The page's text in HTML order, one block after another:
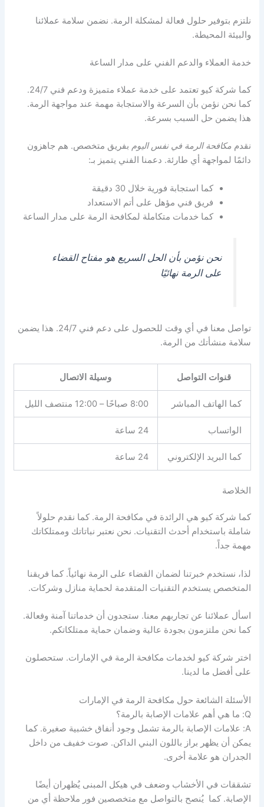
نلتزم بتوفير حلول فعالة لمشكلة الرمة. نضمن سلامة عملائنا
والبيئة المحيطة.
خدمة العملاء والدعم الفني على مدار الساعة
كما شركة كيو تعتمد على خدمة عملاء متميزة ودعم فني 24/7.
كما نحن نؤمن بأن السرعة والاستجابة مهمة عند مواجهة الرمة.
هذا يضمن حل السبب بسرعة.
نقدم مكافحة الرمة في نفس اليوم بفريق متخصص. هم جاهزون
دائمًا لمواجهة أي طارئة. دعمنا الفني يتميز بـ:
كما استجابة فورية خلال 30 دقيقة
فريق فني مؤهل على أتم الاستعداد
كما خدمات متكاملة لمكافحة الرمة على مدار الساعة
نحن نؤمن بأن الحل السريع هو مفتاح القضاء
على الرمة نهائيًا
تواصل معنا في أي وقت للحصول على دعم فني 24/7. هذا يضمن
سلامة منشأتك من الرمة.
قنوات التواصل وسيلة الاتصال
كما الهاتف المباشر 8:00 صباحًا – 12:00 منتصف الليل
الواتساب 24 ساعة
كما البريد الإلكتروني 24 ساعة
الخلاصة
كما شركة كيو هي الرائدة في مكافحة الرمة. كما نقدم حلولاً
شاملة باستخدام أحدث التقنيات. نحن نعتبر نباتاتك وممتلكاتك
مهمة جداً.
لذا، نستخدم خبرتنا لضمان القضاء على الرمة نهائياً. كما فريقنا
المتخصص يستخدم التقنيات المتقدمة لحماية منازل وشركات.
اسأل عملائنا عن تجاربهم معنا. ستجدون أن خدماتنا آمنة وفعالة.
كما نحن ملتزمون بجودة عالية وضمان حماية ممتلكاتكم.
اختر شركة كيو لخدمات مكافحة الرمة في الإمارات. ستحصلون
على أفضل ما لدينا.
الأسئلة الشائعة حول مكافحة الرمة في الإمارات
Q: ما هي أهم علامات الإصابة بالرمة؟
A: علامات الإصابة بالرمة تشمل وجود أنفاق خشبية صغيرة. كما
يمكن أن يظهر براز باللون البني الداكن. صوت خفيف من داخل
الجدران هو علامة أخرى.
تشققات في الأخشاب وضعف في هيكل المبنى يُظهران أيضًا
الإصابة. كما يُنصح بالتواصل مع متخصصين فور ملاحظة أي من